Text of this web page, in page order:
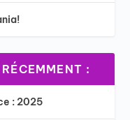
:
: 2025